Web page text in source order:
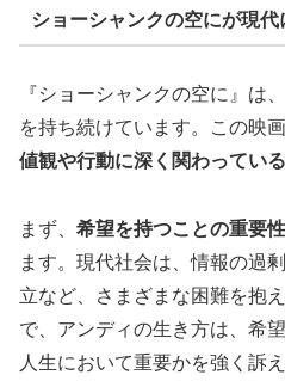
ショーシャンクの空にが現代
『ショーシャンクの空に』は
を持ち続けています。この映
値観や行動に深く関わっている
まず、 希望を持つことの重要性
ます。現代社会は、情報の過
立など、さまざまな困難を抱
で、アンディの生き方は、希
人生において重要かを強く訴